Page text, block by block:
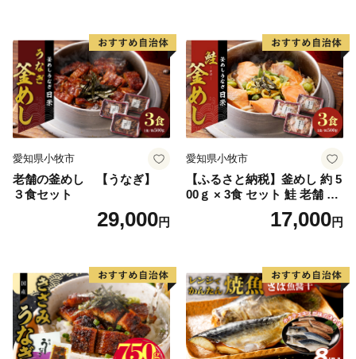
取り寄せグルメ 魚醤 ナンプ
ラー 愛知県 小牧市 冷凍 送料
無料
愛知県小牧市
老舗の釜めし 【うなぎ】
３食セット
29,000円
愛知県小牧市
【ふるさと納税】釜めし 約 5
00ｇ × 3食 セット 鮭 老舗 急
速冷凍 レンチン 時短 簡単調
理 食品 加工品 海鮮 手作り
り寄せグルメ 愛知県 小牧市
送料無料
17,000円